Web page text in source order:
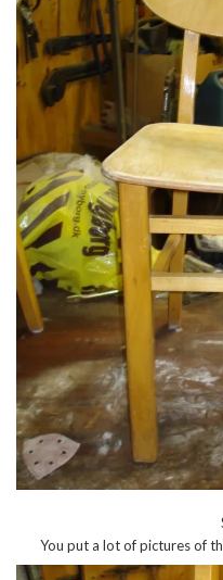
You put a lot of pictures of